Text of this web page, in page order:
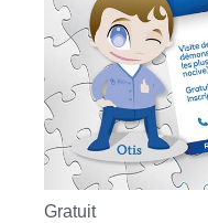
Gratuit